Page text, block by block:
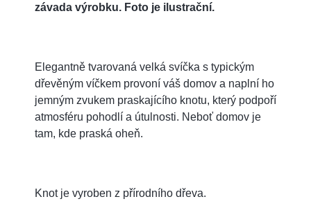
závada výrobku. Foto je ilustrační.
Elegantně tvarovaná velká svíčka s typickým
dřevěným víčkem provoní váš domov a naplní ho
jemným zvukem praskajícího knotu, který podpoří
atmosféru pohodlí a útulnosti. Neboť domov je
tam, kde praská oheň.
Knot je vyroben z přírodního dřeva.